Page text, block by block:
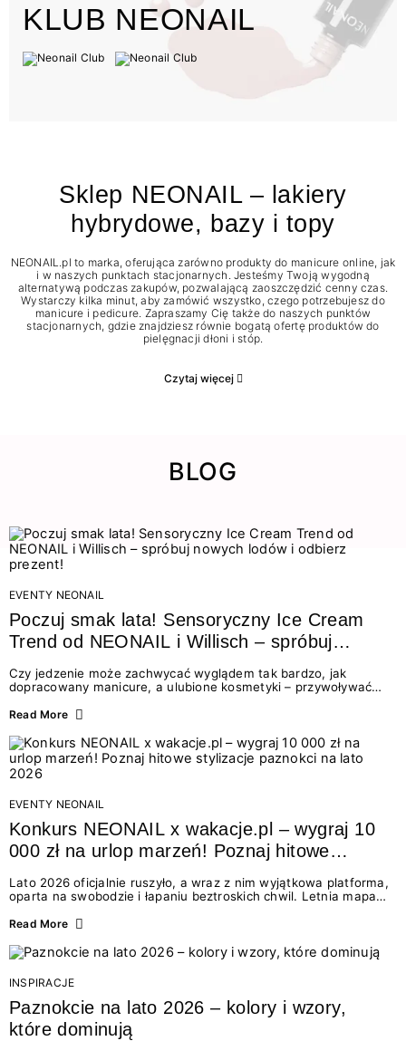
KLUB NEONAIL
Sklep NEONAIL – lakiery
hybrydowe, bazy i topy
NEONAIL.pl to marka, oferująca zarówno produkty do manicure online, jak
i w naszych punktach stacjonarnych. Jesteśmy Twoją wygodną
alternatywą podczas zakupów, pozwalającą zaoszczędzić cenny czas.
Wystarczy kilka minut, aby zamówić wszystko, czego potrzebujesz do
manicure i pedicure. Zapraszamy Cię także do naszych punktów
stacjonarnych, gdzie znajdziesz równie bogatą ofertę produktów do
pielęgnacji dłoni i stóp.
Czytaj więcej
BLOG
EVENTY NEONAIL
Poczuj smak lata! Sensoryczny Ice Cream
Trend od NEONAIL i Willisch – spróbuj
nowych lodów i odbierz prezent!
Czy jedzenie może zachwycać wyglądem tak bardzo, jak
dopracowany manicure, a ulubione kosmetyki – przywoływać
świata beauty i oszałamiających deserów to coś więcej niż
zmysłami: przez soczysty kolor, aksamitną teksturę,
orzeźwiający zapach i słodki akcent na podniebieniu. Tego lata
NEONAIL łączy siły z marką Willisch, tworząc unikalny projekt
na styku jedzenia i piękna....
Read More
EVENTY NEONAIL
Konkurs NEONAIL x wakacje.pl – wygraj 10
000 zł na urlop marzeń! Poznaj hitowe
Lato 2026 oficjalnie ruszyło, a wraz z nim wyjątkowa platforma,
oparta na swobodzie i łapaniu beztroskich chwil. Letnia mapa
doświadczenia wakacji – od spontanicznych wyjazdów, przez
Motywem przewodnim jest eksplorowanie i kolekcjonowanie
letnich momentów. Z tej okazji przygotowaliśmy coś absolutnie
wyjątkowego: wielki konkurs z wakacje.pl oraz dawkę
najgorętszych trendów w...
Read More
INSPIRACJE
Paznokcie na lato 2026 – kolory i wzory,
które dominują